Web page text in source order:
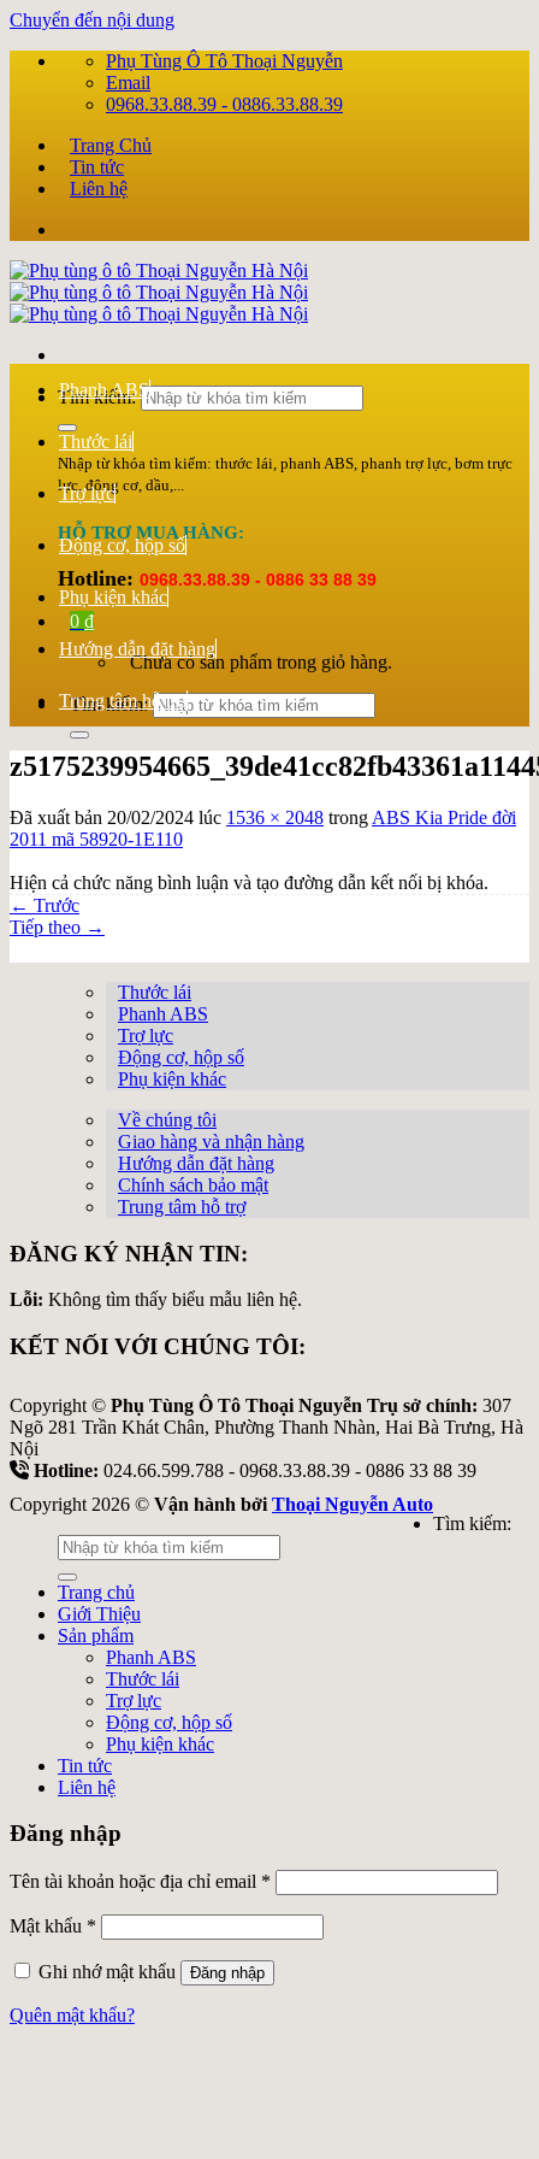
Chuyển đến nội dung
Phụ Tùng Ô Tô Thoại Nguyễn
Email
0968.33.88.39 - 0886.33.88.39
Trang Chủ
Tin tức
Liên hệ
Tìm kiếm:
Nhập từ khóa tìm kiếm: thước lái, phanh ABS, phanh trợ lực, bơm trực
lực, động cơ, dầu,...
HỖ TRỢ MUA HÀNG:
Hotline: 0968.33.88.39 - 0886 33 88 39
0 ₫
Chưa có sản phẩm trong giỏ hàng.
Tìm kiếm:
Phanh ABS
Thước lái
Trợ lực
Động cơ, hộp số
Phụ kiện khác
Hướng dẫn đặt hàng
Trung tâm hỗ trợ
Đã xuất bản 20/02/2024 lúc 1536 × 2048 trong ABS Kia Pride đời
2011 mã 58920-1E110
Hiện cả chức năng bình luận và tạo đường dẫn kết nối bị khóa.
← Trước
Tiếp theo →
Thước lái
Phanh ABS
Trợ lực
Động cơ, hộp số
Phụ kiện khác
Về chúng tôi
Giao hàng và nhận hàng
Hướng dẫn đặt hàng
Chính sách bảo mật
Trung tâm hỗ trợ
ĐĂNG KÝ NHẬN TIN:
Lỗi: Không tìm thấy biểu mẫu liên hệ.
KẾT NỐI VỚI CHÚNG TÔI:
Copyright © Phụ Tùng Ô Tô Thoại Nguyễn Trụ sở chính: 307
Ngõ 281 Trần Khát Chân, Phường Thanh Nhàn, Hai Bà Trưng, Hà
Nội
Hotline: 024.66.599.788 - 0968.33.88.39 - 0886 33 88 39
Copyright 2026 © Vận hành bởi Thoại Nguyễn Auto
Tìm kiếm:
Trang chủ
Giới Thiệu
Sản phẩm
Phanh ABS
Thước lái
Trợ lực
Động cơ, hộp số
Phụ kiện khác
Tin tức
Liên hệ
Đăng nhập
Tên tài khoản hoặc địa chỉ email *
Mật khẩu *
Ghi nhớ mật khẩu Đăng nhập
Quên mật khẩu?